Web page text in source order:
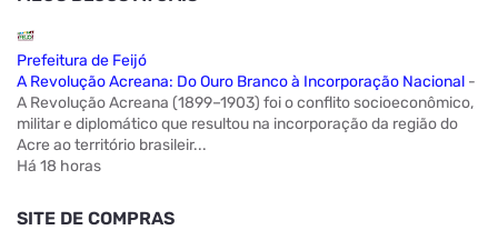
Prefeitura de Feijó
A Revolução Acreana: Do Ouro Branco à Incorporação Nacional -
A Revolução Acreana (1899–1903) foi o conflito socioeconômico,
militar e diplomático que resultou na incorporação da região do
Acre ao território brasileir...
Há 18 horas
SITE DE COMPRAS